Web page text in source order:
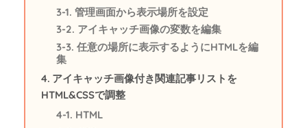
管理画面から表示場所を設定
アイキャッチ画像の変数を編集
任意の場所に表示するようにHTMLを編
集
アイキャッチ画像付き関連記事リストを
HTML&CSSで調整
HTML